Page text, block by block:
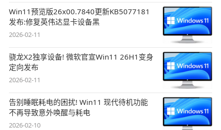
Win11预览版26x00.7840更新KB5077181
发布:修复英伟达显卡设备黑
2026-02-11
骁龙X2独享设备! 微软官宣Win11 26H1变身
定向发布
2026-02-11
告别睡眠耗电的困扰! Win11 现代待机功能
不再导致意外唤醒与耗电
2026-02-10